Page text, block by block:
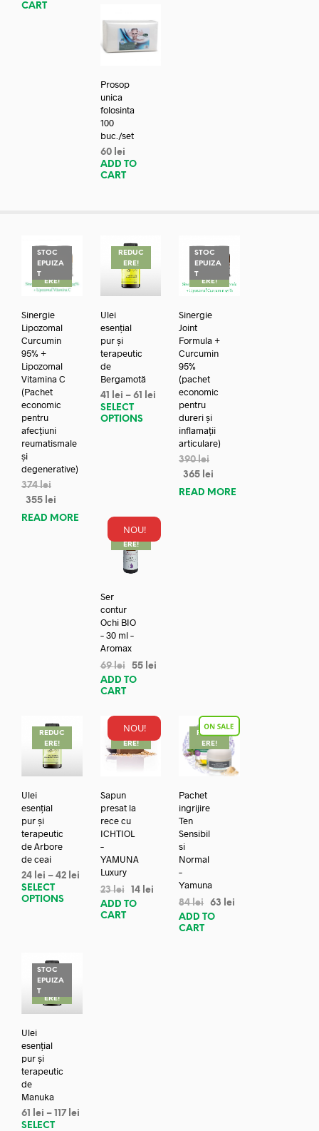
CART
Prosop
unica
folosinta
100
buc./set
60 lei
ADD TO
CART
STOC
EPUIZA
TREDUC
ERE!
Sinergie
Lipozomal
Curcumin
95% +
Lipozomal
Vitamina C
(Pachet
economic
pentru
afecțiuni
reumatismale
și
degenerative)
374lei
355 lei
READ MORE
REDUC
ERE!
Ulei
esențial
pur și
terapeutic
de
Bergamotă
41 lei – 61
lei
SELECT
OPTIONS
STOC
EPUIZA
TREDUC
ERE!
Sinergie
Joint
Formula +
Curcumin
95%
(pachet
economic
pentru
dureri și
inflamații
articulare)
390lei
365 lei
READ MORE
NOU!
REDUC
ERE!
Ser
contur
Ochi BIO
– 30 ml –
Aromax
69lei 55 lei
ADD TO
CART
REDUC
ERE!
Ulei
esențial
pur și
terapeutic
de Arbore
de ceai
24 lei – 42 lei
SELECT
OPTIONS
NOU!
REDUC
ERE!
Sapun
presat la
rece cu
ICHTIOL
–
YAMUNA
Luxury
23lei 14 lei
ADD TO
CART
REDUC
ERE!
Pachet
ingrijire
Ten
Sensibil
si
Normal
–
Yamuna
84lei 63
lei
ADD TO
CART
STOC
EPUIZA
TREDUC
ERE!
Ulei
esențial
pur și
terapeutic
de
Manuka
61 lei – 117 lei
SELECT